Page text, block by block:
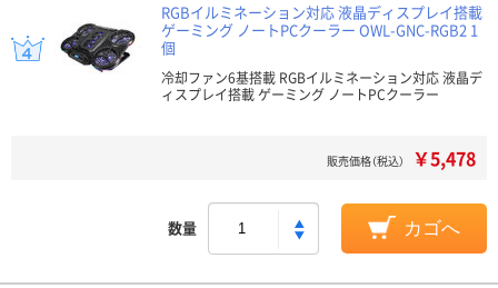
RGBイルミネーション対応 液晶ディスプレイ搭載
ゲーミング ノートPCクーラー OWL-GNC-RGB2 1
個
冷却ファン6基搭載 RGBイルミネーション対応 液晶デ
ィスプレイ搭載 ゲーミング ノートPCクーラー
販売価格（税込） ￥5,478
数量 カゴへ